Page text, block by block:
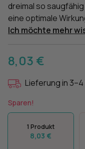
dreimal so
eine optimale
Ich möchte mehr
8,03 €
Lieferung in
Sparen!
1 Produkt
8,03 €